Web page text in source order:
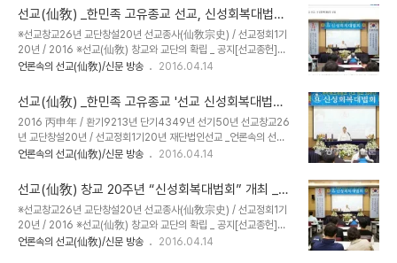
위한 신성회복대법회를..
박광의(朴光義) 취정원사(聚正元師)께서 창교하신 선교(仙敎)는
귀원일체환시시 1988년에 개천입교(開天立敎)하여, 1991년 창교,
1997년 선교경전 결집을 통해 교단의 확립을 이루었습니다. 선교 교
단은 선교최고의결기관 선교환인집부회 종사결의에 의거, 취정원사님
의 「1991년 선교창교 원년」을 선교종헌에 제정반포하였습니다. 선교
진년 선교창교(仙敎創敎) 원..
선교(仙敎) _한민족 고유종교 선교, 신성회복대법회
성료 _남도일보 2016.4.10
※선교창교26년 교단창설20년 선교종사(仙敎宗史) / 선교정회1기
20년 / 2016 ※선교(仙敎) 창교와 교단의 확립 _ 공지[선교종헌]에
근거하여 2016년은 환기9213년 단기4349년 선교창교 26년 선
元師)께서 창교하신 선교(仙敎)는 귀원일체환시시 1988년에 개천
입교(開天立敎)하여, 1991년 창교, 1997년 선교경전 결집을 통해
교단의 확립을 이루었습니다. 선교 교단은 선교최고의결기관 선교환
인집부회 종사결의에 의거, 취정원사님의 「1991년 선교창교 원년」을
선교종헌에 제정반포하였습니다. 선교개천(仙敎開天) 원년 / 환기
년 / 환기9188년 단기4324년 서기1..
언론속의 선교(仙敎)/신문 방송 2016.04.14
선교(仙敎) _한민족 고유종교 '선교 신성회복대법회'
개최 _광주매일신문 2016.4.10
2016 丙申年 / 환기9213년 단기4349년 선기50년 선교창교26
년 교단창설20년 / 선교정회1기20년 재단법인선교 _언론속의 선교
소식 광주매일신문 _한민족 고유종교 ‘선교 신성회복대법회’ 개최
‘선교 신성회복대법회’ 개최 입력날짜 : 2016. 04.10. 18:31 (재)선
교(仙敎)는 지난 9일 김대중 컨벤션센터에서 창교 20주년 기념행사
를 개최했다. 환인·환웅·단군 삼성(三聖)을 한민족의 성인으로 숭배하
며 환인(桓因)을 신앙대상으로 하는 민족대종교 선교는 1997년 대
창교 이후 한민족 정기회복을 위한 포덕교화 지원사업을 활발히 진행
언론속의 선교(仙敎)/신문 방송 2016.04.14
선교(仙敎) 창교 20주년 “신성회복대법회” 개최 _시
사코리아 2016.4.10
※선교창교26년 교단창설20년 선교종사(仙敎宗史) / 선교정회1기
20년 / 2016 ※선교(仙敎) 창교와 교단의 확립 _ 공지[선교종헌]에
근거하여 2016년은 환기9213년 단기4349년 선교창교 26년 선
언론속의 선교(仙敎)/신문 방송 2016.04.14